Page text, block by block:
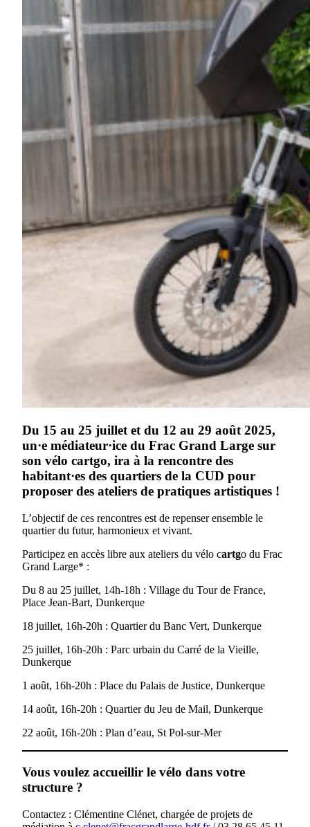
Du 15 au 25 juillet et du 12 au 29 août 2025,
un·e médiateur·ice du Frac Grand Large sur
son vélo cartgo, ira à la rencontre des
habitant·es des quartiers de la CUD pour
proposer des ateliers de pratiques artistiques !
L’objectif de ces rencontres est de repenser ensemble le
quartier du futur, harmonieux et vivant.
Participez en accès libre aux ateliers du vélo cartgo du Frac
Grand Large* :
Du 8 au 25 juillet, 14h-18h : Village du Tour de France,
Place Jean-Bart, Dunkerque
18 juillet, 16h-20h : Quartier du Banc Vert, Dunkerque
25 juillet, 16h-20h : Parc urbain du Carré de la Vieille,
Dunkerque
1 août, 16h-20h : Place du Palais de Justice, Dunkerque
14 août, 16h-20h : Quartier du Jeu de Mail, Dunkerque
22 août, 16h-20h : Plan d’eau, St Pol-sur-Mer
Vous voulez accueillir le vélo dans votre
structure ?
Contactez : Clémentine Clénet, chargée de projets de